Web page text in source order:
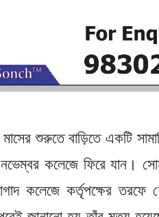
শুরুতে বাড়িতে একটি
কলেজে ফিরে যান।
কলেজে কর্তৃপক্ষের